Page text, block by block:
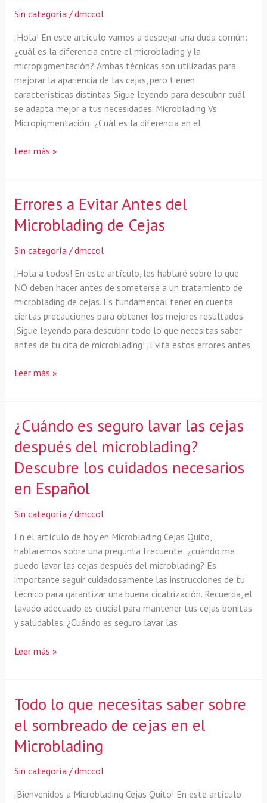
Sombreado
o
Microblading
Sin categoría/dmccol
¡Hola! En este artículo vamos a despejar una duda común:
¿cuál es la diferencia entre el microblading y la
micropigmentación? Ambas técnicas son utilizadas para
mejorar la apariencia de las cejas, pero tienen
características distintas. Sigue leyendo para descubrir cuál
se adapta mejor a tus necesidades. Microblading Vs
Micropigmentación: ¿Cuál es la diferencia en el
Microblading
es
la
Leer más »
Errores a Evitar Antes del
Microblading de Cejas
Sin categoría /dmccol
¡Hola a todos! En este artículo, les hablaré sobre lo que
NO deben hacer antes de someterse a un tratamiento de
microblading de cejas. Es fundamental tener en cuenta
ciertas precauciones para obtener los mejores resultados.
¡Sigue leyendo para descubrir todo lo que necesitas saber
antes de tu cita de microblading! ¡Evita estos errores antes
Errores
del
Microblading
Cejas
Leer más »
¿Cuándo es seguro lavar las cejas
después del microblading?
Descubre los cuidados necesarios
en Español
Sin categoría /dmccol
En el artículo de hoy en Microblading Cejas Quito,
hablaremos sobre una pregunta frecuente: ¿cuándo me
puedo lavar las cejas después del microblading? Es
importante seguir cuidadosamente las instrucciones de tu
técnico para garantizar una buena cicatrización. Recuerda, el
lavado adecuado es crucial para mantener tus cejas bonitas
y saludables. ¿Cuándo es seguro lavar las
¿Cuándo
las
cejas
del
Descubre
los
Leer más »
Todo lo que necesitas saber sobre
el sombreado de cejas en el
Microblading
Sin categoría/dmccol
¡Bienvenidos a Microblading Cejas Quito! En este artículo